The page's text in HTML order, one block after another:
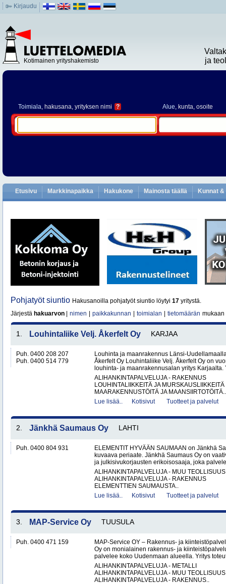
Kirjaudu
Kotimainen yrityshakemisto
ja
Toimiala, hakusana, yrityksen nimi ? Alue, kunta, osoite
Etusivu Markkinapaikka Hakukone Mainosta täällä Kunnat
Pohjatyöt siuntio Hakusanoilla pohjatyöt siuntio löytyi 17 yritystä.
Järjestä hakuarvon nimen paikkakunnan toimialan tietomäärän mukaan
1. Louhintaliike Velj. Åkerfelt Oy KARJAA
Puh. 0400 208 207
Puh. 0400 514 779
Louhinta ja maanrakennus Länsi-
Åkerfelt Oy Louhintaliike Velj. Åkerfelt Oy on
louhinta- ja maanrakennusalan yritys Karjaalta.
ALIHANKINTAPALVELUJA - RAKENNUS
LOUHINTALIIKKEITÄ JA MURSKAUSLIIKKEITÄ
MAARAKENNUSTÖITÄ JA MAANSIIRTOTÖITÄ..
Lue lisää..
Kotisivut Tuotteet ja palvelut
2. Jänkhä Saumaus Oy LAHTI
Puh. 0400 804 931
ELEMENTIT HYVÄÄN SAUMAAN on Jänkhä
kuvaava periaate. Jänkhä Saumaus Oy on
ja julkisivukorjausten erikoisosaaja, joka
ALIHANKINTAPALVELUJA - MUU TEOLLISUUS
ALIHANKINTAPALVELUJA - RAKENNUS
ELEMENTTIEN SAUMAUSTA..
Lue lisää..
Kotisivut Tuotteet ja palvelut
3. MAP-Service Oy TUUSULA
Puh. 0400 471 159
MAP-Service OY – Rakennus- ja
Oy on monialainen rakennus- ja
palvelee koko Uudenmaan alueella. Yritys
ALIHANKINTAPALVELUJA - METALLI
ALIHANKINTAPALVELUJA - MUU TEOLLISUUS
ALIHANKINTAPALVELUJA - RAKENNUS..